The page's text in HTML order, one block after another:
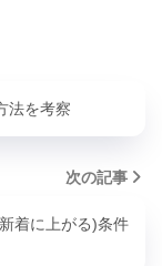
法を考察
次の記事
着に上がる)条件